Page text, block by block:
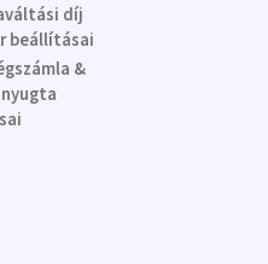
díj
beállításai
&